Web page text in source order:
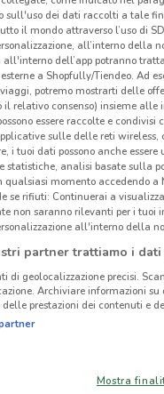
volantini nella tua
DAVERIO
sull'uso dei dati raccolti a tale
il mondo attraverso l’uso di
all’interno della
all'interno dell’app potranno
a Shopfully/Tiendeo. Ad
potremo mostrarti delle
il relativo consenso) insieme
essere raccolte e
sulle delle reti
i tuoi dati possono anche
statistiche, analisi basate sulla
qualsiasi momento accedendo
se rifiuti: Continuerai a
non saranno rilevanti per i tuoi
all'interno della
partner trattiamo i
di geolocalizzazione precisi.
Archiviare informazioni
prestazioni dei contenuti e
Mostra